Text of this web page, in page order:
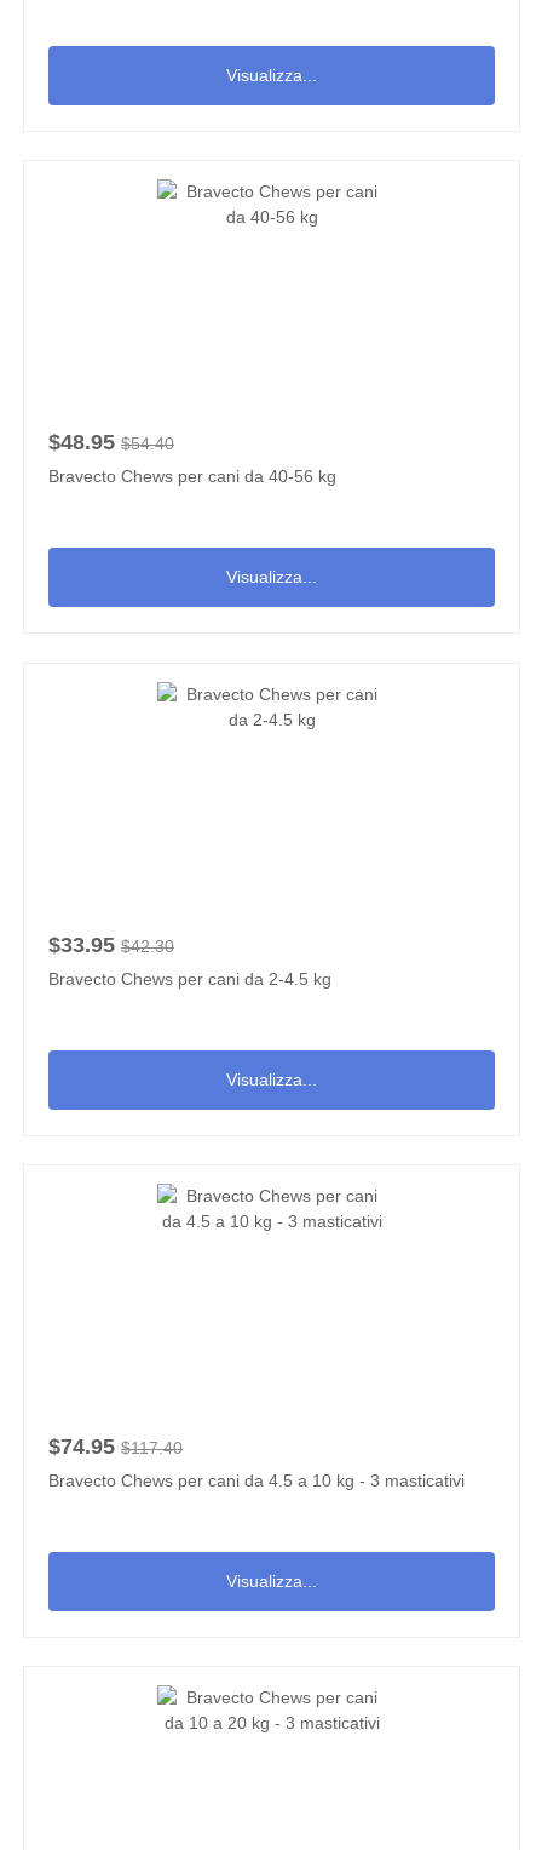
Visualizza...
$48.95 $54.40
Bravecto Chews per cani da 40-56 kg
Visualizza...
$33.95 $42.30
Bravecto Chews per cani da 2-4.5 kg
Visualizza...
$74.95 $117.40
Bravecto Chews per cani da 4.5 a 10 kg - 3 masticativi
Visualizza...